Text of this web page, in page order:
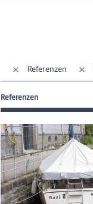
Referenzen
Referenzen